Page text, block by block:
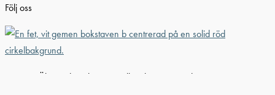
Följ oss
© 2026 Älvestad-Tanken AB. All Rights Reserved.